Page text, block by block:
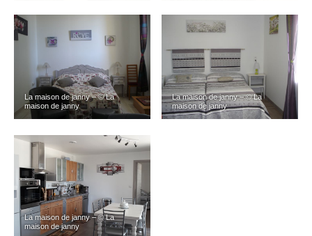
La maison de janny – © La
maison de janny
La maison de janny – © La
maison de janny
La maison de janny – © La
maison de janny